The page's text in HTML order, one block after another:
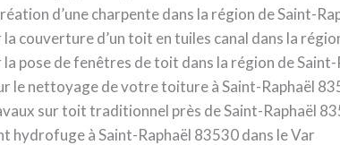
d’une charpente dans la région de Saint-
couverture d’un toit en tuiles canal dans la
pose de fenêtres de toit dans la région de Saint-
le nettoyage de votre toiture à Saint-Raphaël
sur toit traditionnel près de Saint-Raphaël
hydrofuge à Saint-Raphaël 83530 dans le Var